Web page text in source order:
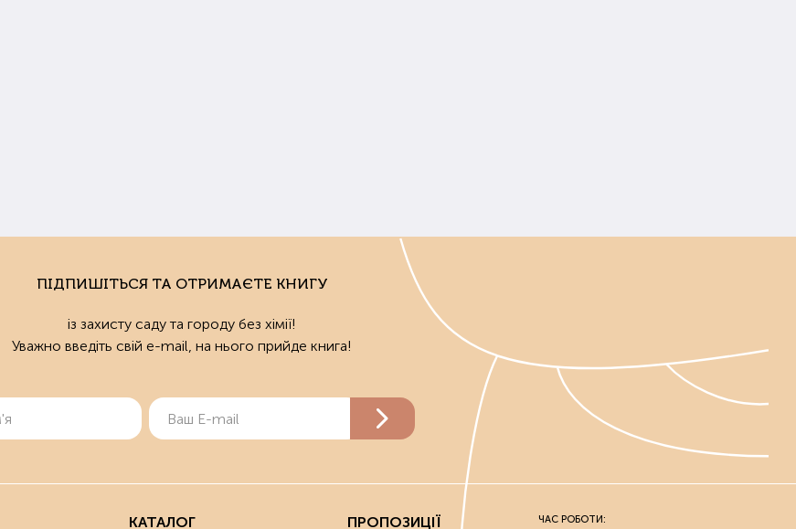
ПІДПИШІТЬСЯ ТА ОТРИМАЄТЕ КНИГУ
із захисту саду та городу без хімії!
Уважно введіть свій e-mail, на нього прийде книга!
КАТАЛОГ ПРОПОЗИЦІЇ ЧАС РОБОТИ: